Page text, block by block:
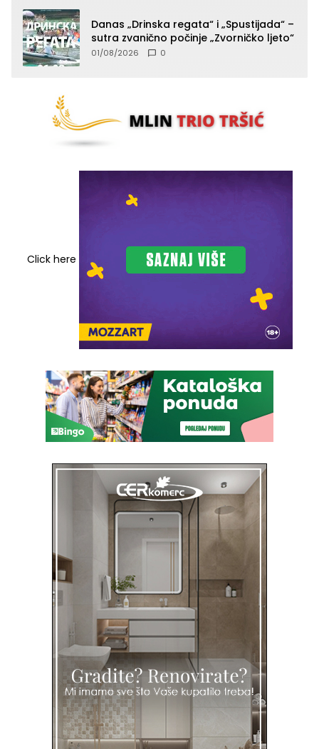
Danas „Drinska regata“ i „Spustijada“ –
sutra zvanično počinje „Zvorničko ljeto“
01/08/2026 0
Click here